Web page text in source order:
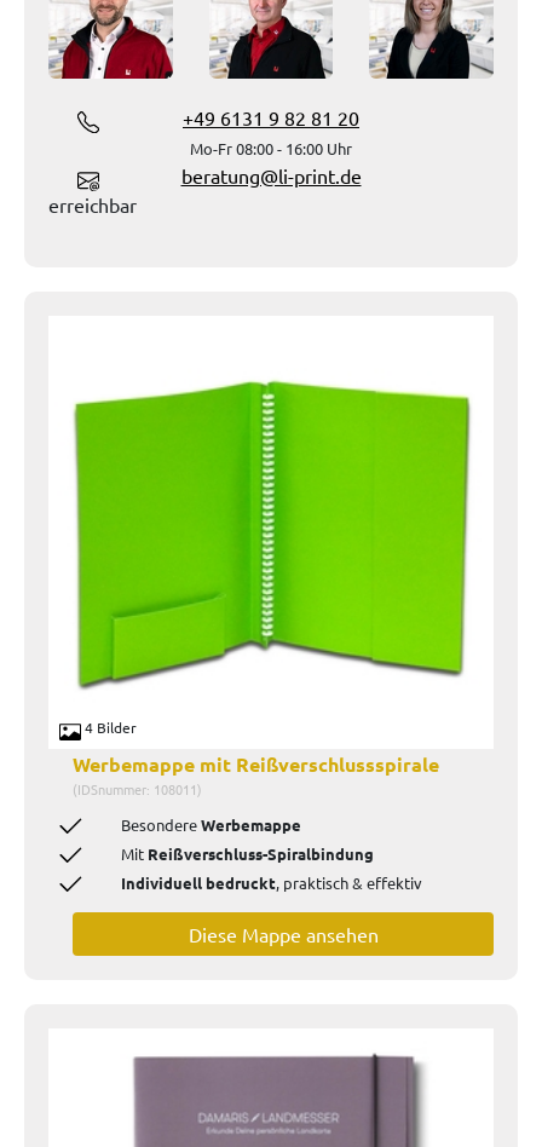
+49 6131 9 82 81 20
Mo-Fr 08:00 - 16:00 Uhr
beratung@li-print.de
erreichbar
4 Bilder
Werbemappe mit Reißverschlussspirale
(IDSnummer: 108011)
BesondereWerbemappe
Mit Reißverschluss-Spiralbindung
Individuell bedruckt, praktisch & effektiv
Diese Mappe ansehen